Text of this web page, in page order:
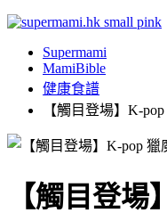
Supermami
MamiBible
健康食譜
【觸目登場】K-
【觸目登場